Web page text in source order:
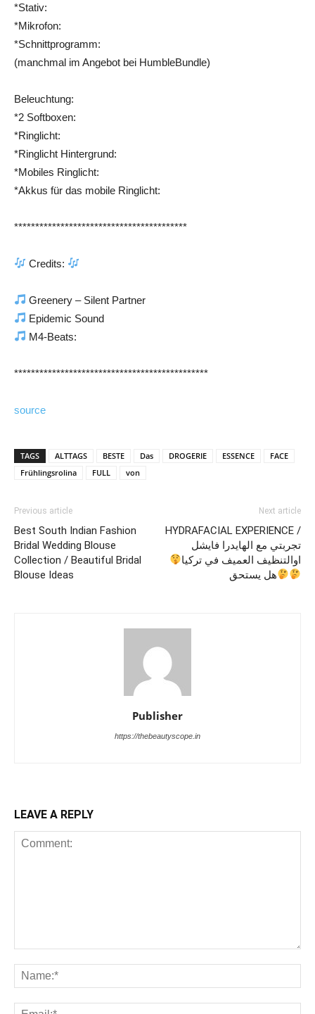
*Stativ:
*Mikrofon:
*Schnittprogramm:
(manchmal im Angebot bei HumbleBundle)
Beleuchtung:
*2 Softboxen:
*Ringlicht:
*Ringlicht Hintergrund:
*Mobiles Ringlicht:
*Akkus für das mobile Ringlicht:
*****************************************
Credits:
Greenery – Silent Partner
Epidemic Sound
M4-Beats:
**********************************************
source
TAGS ALTTAGS BESTE Das DROGERIE ESSENCE
FACE
Frühlingsrolina
FULL von
Previous article
Best South Indian Fashion
Bridal Wedding Blouse
Collection / Beautiful Bridal
Blouse Ideas
Next article
HYDRAFACIAL EXPERIENCE /
تجربتي مع الهايدرا فايشل
اوالتنظيف العميف في تركيا
هل يستحق
Publisher
https://thebeautyscope.in
LEAVE A REPLY